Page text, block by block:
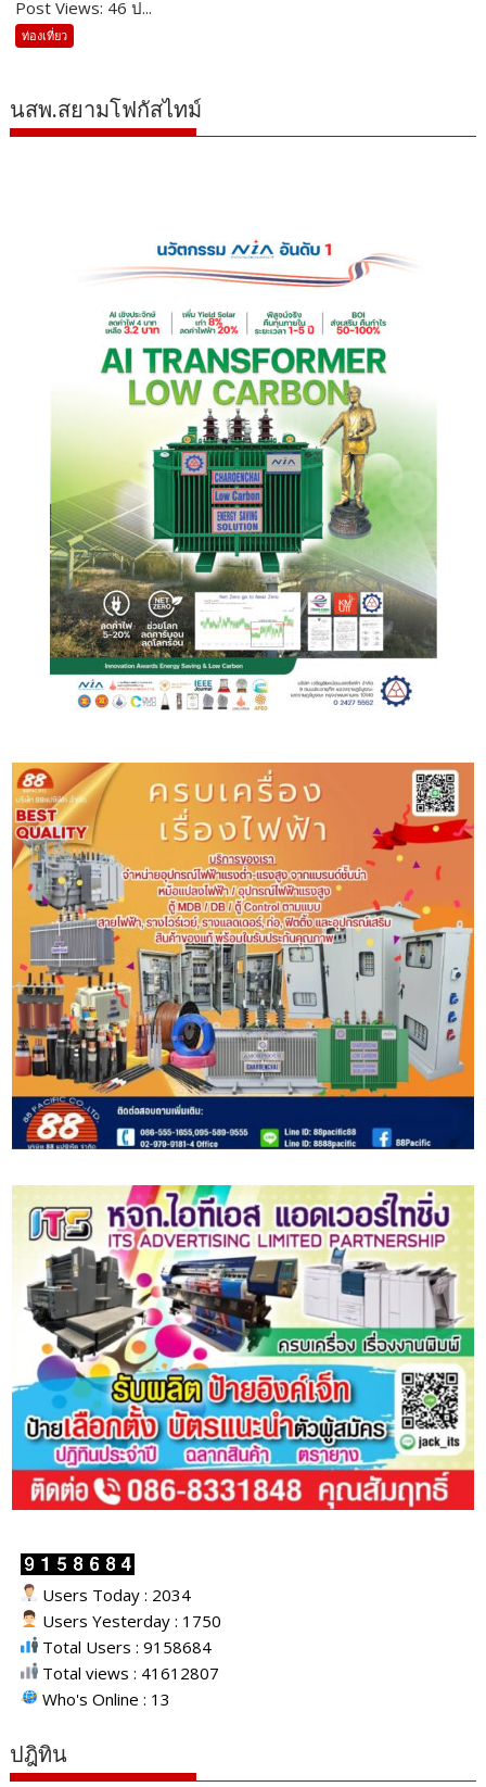
Post Views: 46 ป...
ท่องเที่ยว
นสพ.สยามโฟกัสไทม์
Users Today : 2034
Users Yesterday : 1750
Total Users : 9158684
Total views : 41612807
Who's Online : 13
ปฎิทิน